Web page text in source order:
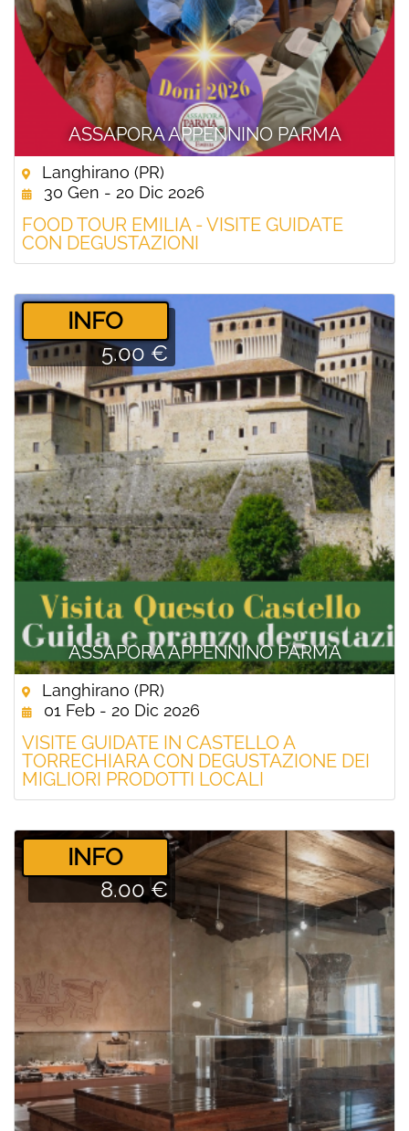
ASSAPORA APPENNINO PARMA
Langhirano (PR)
30 Gen - 20 Dic 2026
FOOD TOUR EMILIA - VISITE GUIDATE
CON DEGUSTAZIONI
ASSAPORA APPENNINO PARMA
­INFO
5.00 €
Langhirano (PR)
01 Feb - 20 Dic 2026
VISITE GUIDATE IN CASTELLO A
TORRECHIARA CON DEGUSTAZIONE DEI
MIGLIORI PRODOTTI LOCALI
­INFO
8.00 €